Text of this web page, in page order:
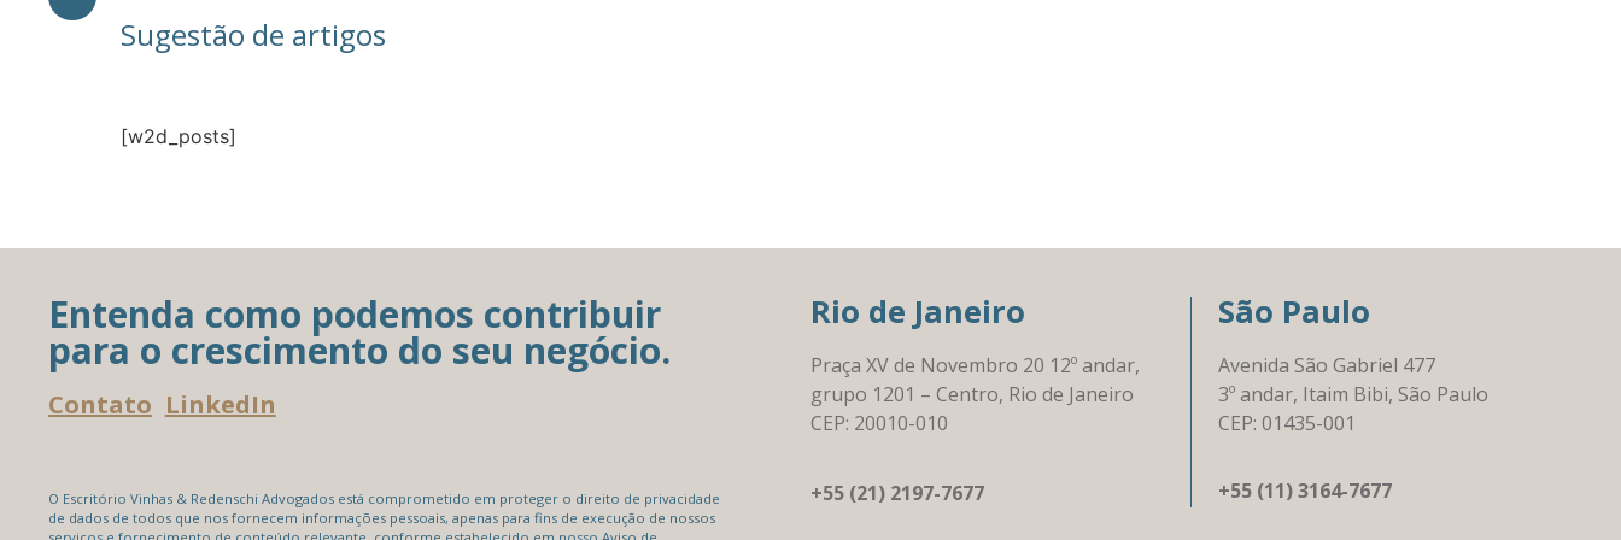
Sugestão de artigos
[w2d_posts]
Entenda como podemos contribuir
para o crescimento do seu negócio.
Contato LinkedIn
O Escritório Vinhas & Redenschi Advogados está comprometido em proteger o direito de privacidade
de dados de todos que nos fornecem informações pessoais, apenas para fins de execução de nossos
Rio de Janeiro
Praça XV de Novembro 20 12º andar,
grupo 1201 – Centro, Rio de Janeiro
CEP: 20010-010
+55 (21) 2197-7677
São Paulo
Avenida São Gabriel 477
3º andar, Itaim Bibi, São Paulo
CEP: 01435-001
+55 (11) 3164-7677